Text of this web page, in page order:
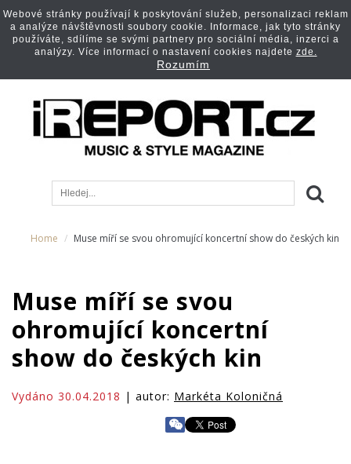
Home Muse míří se svou ohromující koncertní show do českých kin
Muse míří se svou
ohromující koncertní
show do českých kin
Vydáno 30.04.2018 | autor: Markéta Koloničná
Webové stránky používají k poskytování služeb, personalizaci reklam
a analýze návštěvnosti soubory cookie. Informace, jak tyto stránky
používáte, sdílíme se svými partnery pro sociální média, inzerci a
analýzy. Více informací o nastavení cookies najdete zde.
Rozumím